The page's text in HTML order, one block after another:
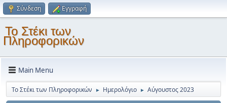
Σύνδεση Εγγραφή
Το Στέκι των
Πληροφορικών
Main Menu
Το Στέκι των Πληροφορικών ► Ημερολόγιο ► Αύγουστος 2023